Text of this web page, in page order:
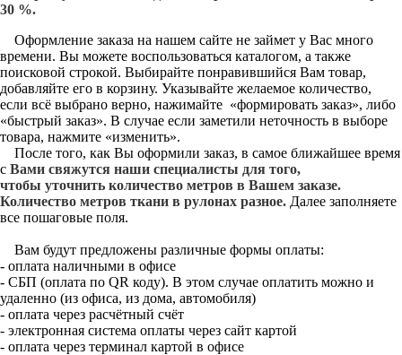
30 %.
Оформление заказа на нашем сайте не займет у Вас много
времени. Вы можете воспользоваться каталогом, а также
поисковой строкой. Выбирайте понравившийся Вам товар,
добавляйте его в корзину. Указывайте желаемое количество,
если всё выбрано верно, нажимайте «формировать заказ», либо
«быстрый заказ». В случае если заметили неточность в выборе
товара, нажмите «изменить».
После того, как Вы оформили заказ, в самое ближайшее время
с Вами свяжутся наши специалисты для того,
чтобы уточнить количество метров в Вашем заказе.
Количество метров ткани в рулонах разное. Далее заполняете
все пошаговые поля.
Вам будут предложены различные формы оплаты:
- оплата наличными в офисе
- СБП (оплата по QR коду). В этом случае оплатить можно и
удаленно (из офиса, из дома, автомобиля)
- оплата через расчётный счёт
- электронная система оплаты через сайт картой
- оплата через терминал картой в офисе